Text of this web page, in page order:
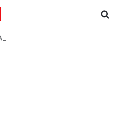
OČAJNIKA